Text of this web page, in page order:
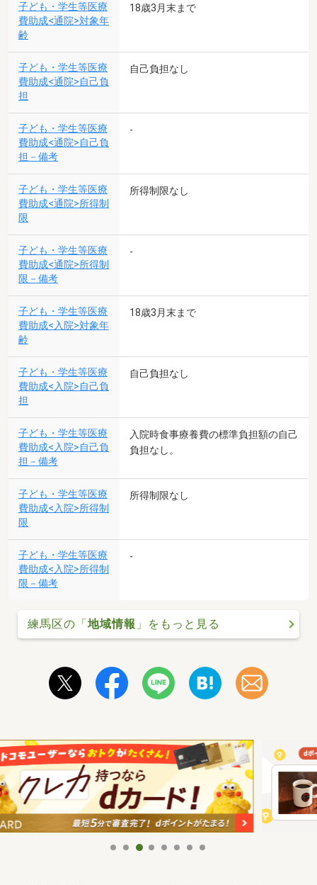
子ども・学生等医療
費助成<通院>対象年
齢
18歳3月末まで
子ども・学生等医療
費助成<通院>自己負
担
自己負担なし
子ども・学生等医療
費助成<通院>自己負
担－備考
-
子ども・学生等医療
費助成<通院>所得制
限
所得制限なし
子ども・学生等医療
費助成<通院>所得制
限－備考
-
子ども・学生等医療
費助成<入院>対象年
齢
18歳3月末まで
子ども・学生等医療
費助成<入院>自己負
担
自己負担なし
子ども・学生等医療
費助成<入院>自己負
担－備考
入院時食事療養費の標準負担額の自己
負担なし。
子ども・学生等医療
費助成<入院>所得制
限
所得制限なし
子ども・学生等医療
費助成<入院>所得制
限－備考
-
練馬区の「地域情報 」をもっと見る